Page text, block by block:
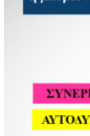
Μαυρόγυπας
Taste Evros: Η